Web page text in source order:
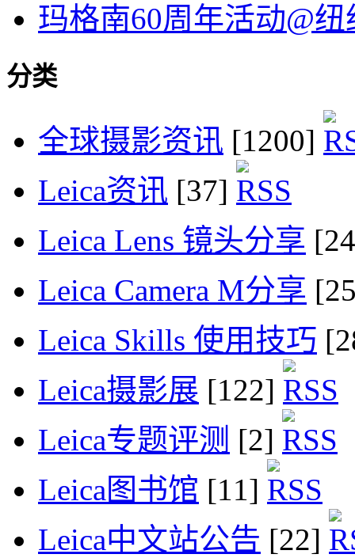
玛格南60周年活动@
分类
全球摄影资讯 [1200]
Leica资讯 [37]
Leica Lens 镜头分享
Leica Camera M分享
Leica Skills 使用技巧
Leica摄影展 [122]
Leica专题评测 [2]
Leica图书馆 [11]
Leica中文站公告 [22]